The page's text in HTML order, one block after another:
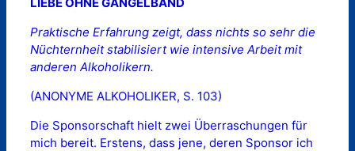
Praktische Erfahrung zeigt, dass nichts so sehr die
Nüchternheit stabilisiert wie intensive Arbeit mit
anderen Alkoholikern.
(ANONYME ALKOHOLIKER, S. 103)
Die Sponsorschaft hielt zwei Überraschungen für
mich bereit. Erstens, dass jene, deren Sponsor ich